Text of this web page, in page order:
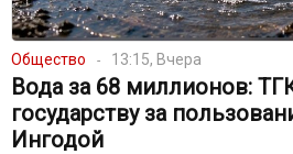
Общество 13:15, Вчера
Вода за 68 миллионов:
государству за
Ингодой